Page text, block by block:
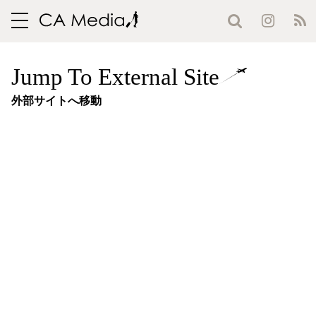
toggle
Jump To External Site
外部サイトへ移動